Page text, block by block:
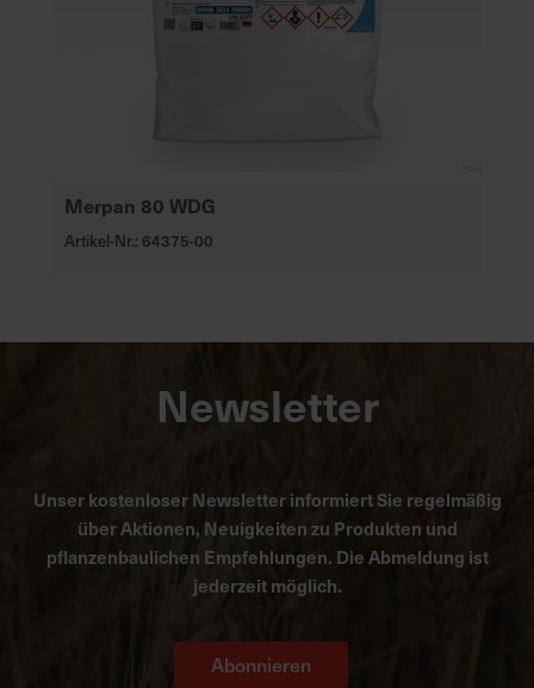
Merpan 80 WDG
Artikel-Nr.: 64375-00
Newsletter
Unser kostenloser Newsletter informiert Sie regelmäßig
über Aktionen, Neuigkeiten zu Produkten und
pflanzenbaulichen Empfehlungen. Die Abmeldung ist
jederzeit möglich.
Abonnieren